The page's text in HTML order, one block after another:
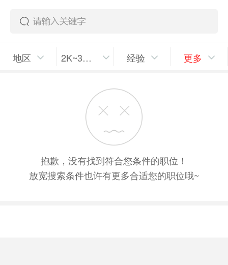
地区 2K~3K/月 经验 更多
抱歉，没有找到符合您条件的职位！
放宽搜索条件也许有更多合适您的职位哦~